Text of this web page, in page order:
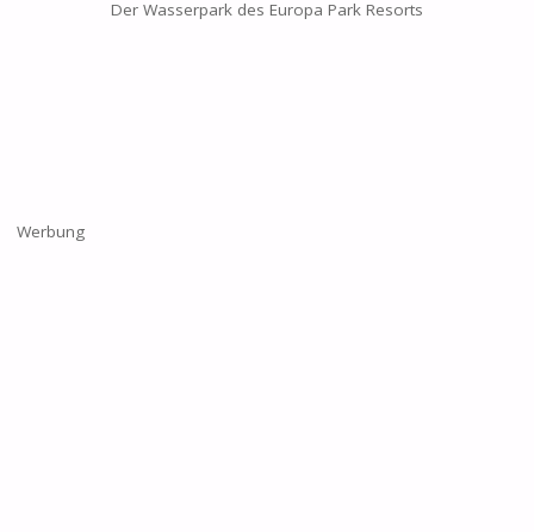
Der Wasserpark des Europa Park Resorts
Werbung